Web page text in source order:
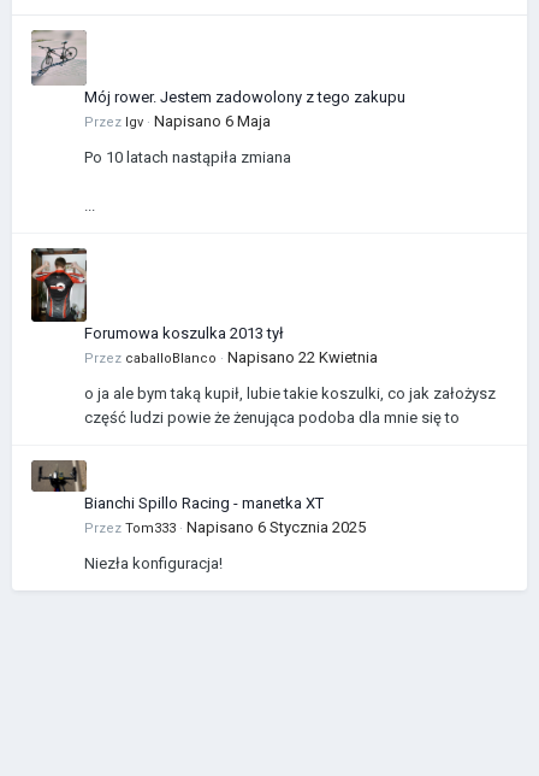
Mój rower. Jestem zadowolony z tego zakupu
Przez Igv · Napisano 6 Maja
Po 10 latach nastąpiła zmiana
Forumowa koszulka 2013 tył
Przez caballoBlanco · Napisano 22 Kwietnia
o ja ale bym taką kupił, lubie takie koszulki, co jak założysz
część ludzi powie że żenująca podoba dla mnie się to
Bianchi Spillo Racing - manetka XT
Przez Tom333 · Napisano 6 Stycznia 2025
Niezła konfiguracja!